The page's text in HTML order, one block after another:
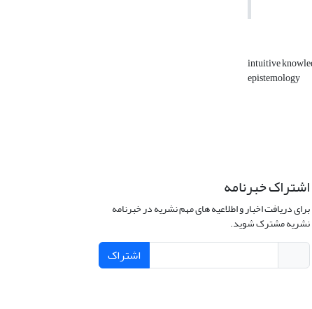
intuitive
epistemology
اشتراک خبرنامه
برای دریافت اخبار و اطلاعیه های مهم نشریه در خبرنامه
نشریه مشترک شوید.
اشتراک